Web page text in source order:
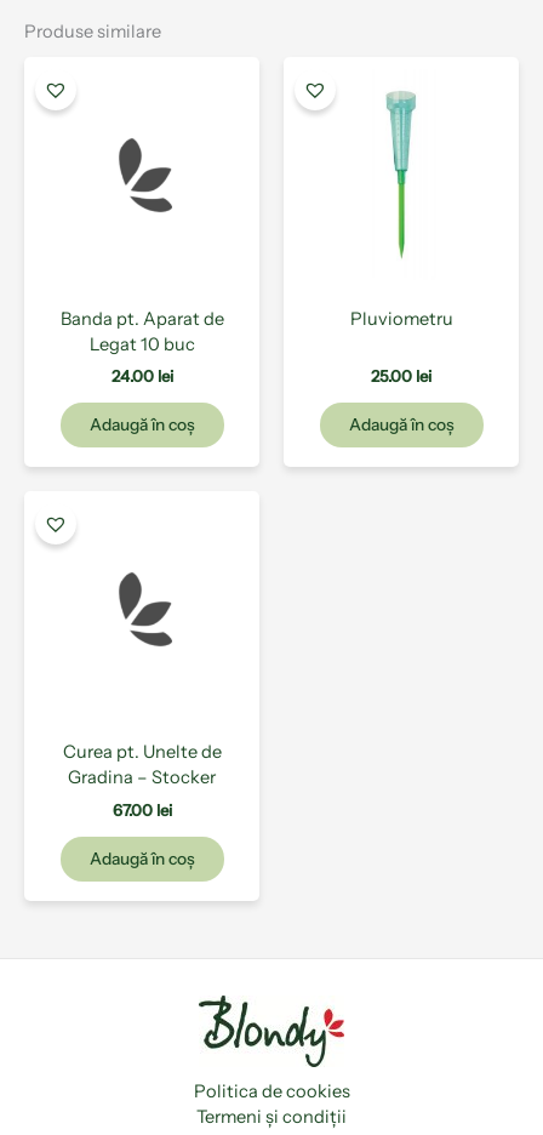
Produse similare
Banda pt. Aparat de
Legat 10 buc
24.00 lei
Adaugă în coș
Pluviometru
25.00 lei
Adaugă în coș
Curea pt. Unelte de
Gradina – Stocker
67.00 lei
Adaugă în coș
Politica de cookies
Termeni și condiții